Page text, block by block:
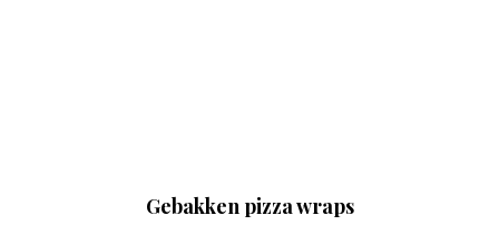
Gebakken pizza wraps